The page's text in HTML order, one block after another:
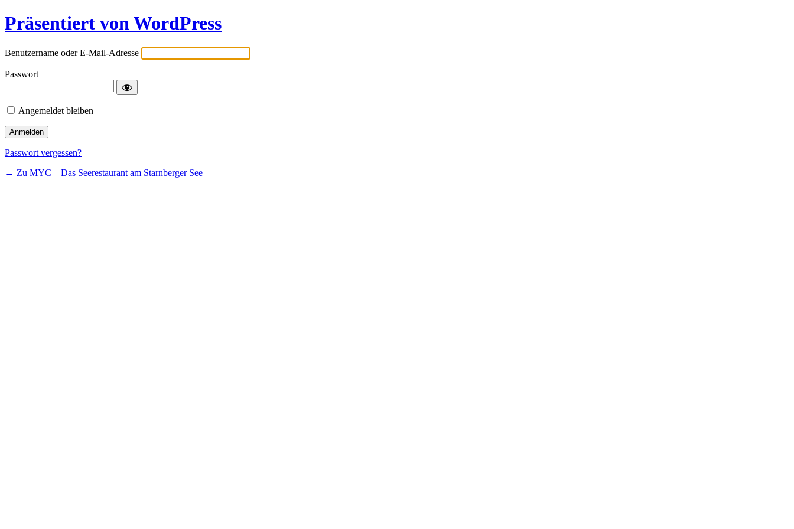
Präsentiert von WordPress
Benutzername oder E-Mail-Adresse
Passwort
Angemeldet bleiben
Passwort vergessen?
← Zu MYC – Das Seerestaurant am Starnberger See